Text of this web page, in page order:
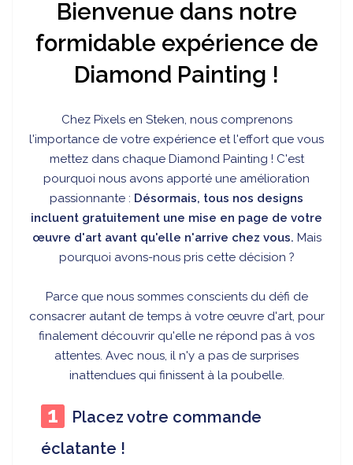
Bienvenue dans notre
formidable expérience de
Diamond Painting !
ChezPixels en Steken, nous comprenons
l'importance de votre expérience et l'effort que vous
mettez dans chaque Diamond Painting ! C'est
pourquoi nous avons apporté une amélioration
passionnante : Désormais, tous nos designs
incluent gratuitement une mise en page de votre
œuvre d'art avant qu'elle n'arrive chez vous. Mais
pourquoi avons-nous pris cette décision ?
Parce que nous sommes conscients du défi de
consacrer autant de temps à votre œuvre d'art, pour
finalement découvrir qu'elle ne répond pas à vos
attentes. Avec nous, il n'y a pas de surprises
inattendues qui finissent à la poubelle.
Placez votre commande
éclatante !